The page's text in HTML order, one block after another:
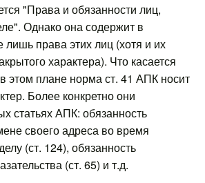
"Права и обязанности лиц,
Однако она содержит в
лишь права этих лиц (хотя и их
характера). Что касается
этом плане норма ст. 41 АПК носит
Более конкретно они
статьях АПК: обязанность
своего адреса во время
(ст. 124), обязанность
(ст. 65) и т.д.